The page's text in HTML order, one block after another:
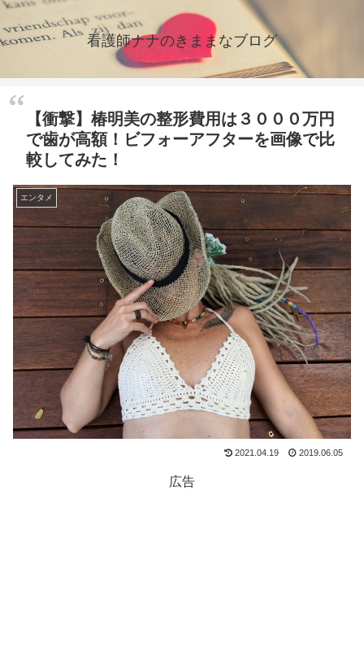
看護師ナナのきままなブログ
【衝撃】椿明美の整形費用は３０００万円
で歯が高額！ビフォーアフターを画像で比
較してみた！
エンタメ
2021.04.19 2019.06.05
広告